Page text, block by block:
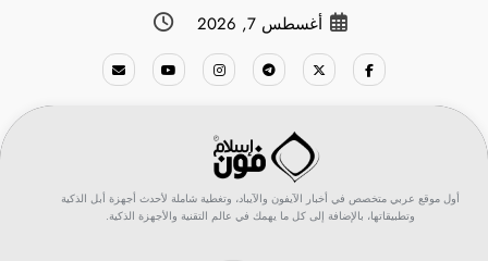
أغسطس 7, 2026
أول موقع عربي متخصص في أخبار الآيفون والآيباد، وتغطية شاملة لأحدث أجهزة أبل الذكية
وتطبيقاتها، بالإضافة إلى كل ما يهمك في عالم التقنية والأجهزة الذكية.